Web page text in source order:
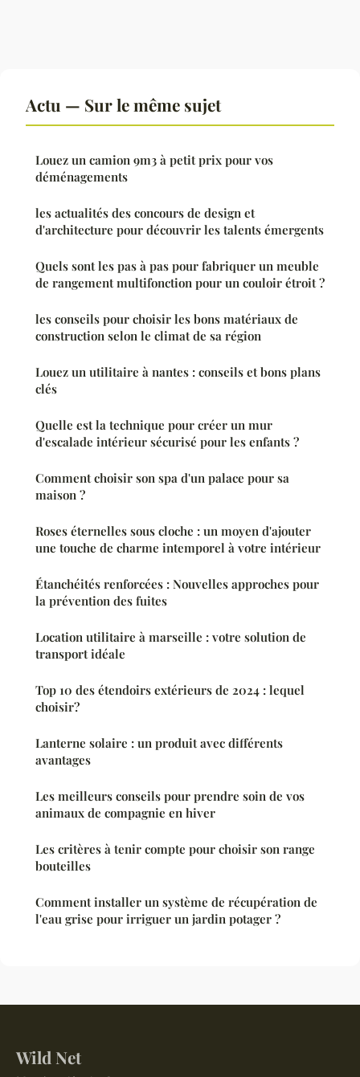
Actu — Sur le même sujet
Louez un camion 9m3 à petit prix pour vos
déménagements
les actualités des concours de design et
d'architecture pour découvrir les talents émergents
Quels sont les pas à pas pour fabriquer un meuble
de rangement multifonction pour un couloir étroit ?
les conseils pour choisir les bons matériaux de
construction selon le climat de sa région
Louez un utilitaire à nantes : conseils et bons plans
clés
Quelle est la technique pour créer un mur
d'escalade intérieur sécurisé pour les enfants ?
Comment choisir son spa d'un palace pour sa
maison ?
Roses éternelles sous cloche : un moyen d'ajouter
une touche de charme intemporel à votre intérieur
Étanchéités renforcées : Nouvelles approches pour
la prévention des fuites
Location utilitaire à marseille : votre solution de
transport idéale
Top 10 des étendoirs extérieurs de 2024 : lequel
choisir?
Lanterne solaire : un produit avec différents
avantages
Les meilleurs conseils pour prendre soin de vos
animaux de compagnie en hiver
Les critères à tenir compte pour choisir son range
bouteilles
Comment installer un système de récupération de
l'eau grise pour irriguer un jardin potager ?
Wild Net